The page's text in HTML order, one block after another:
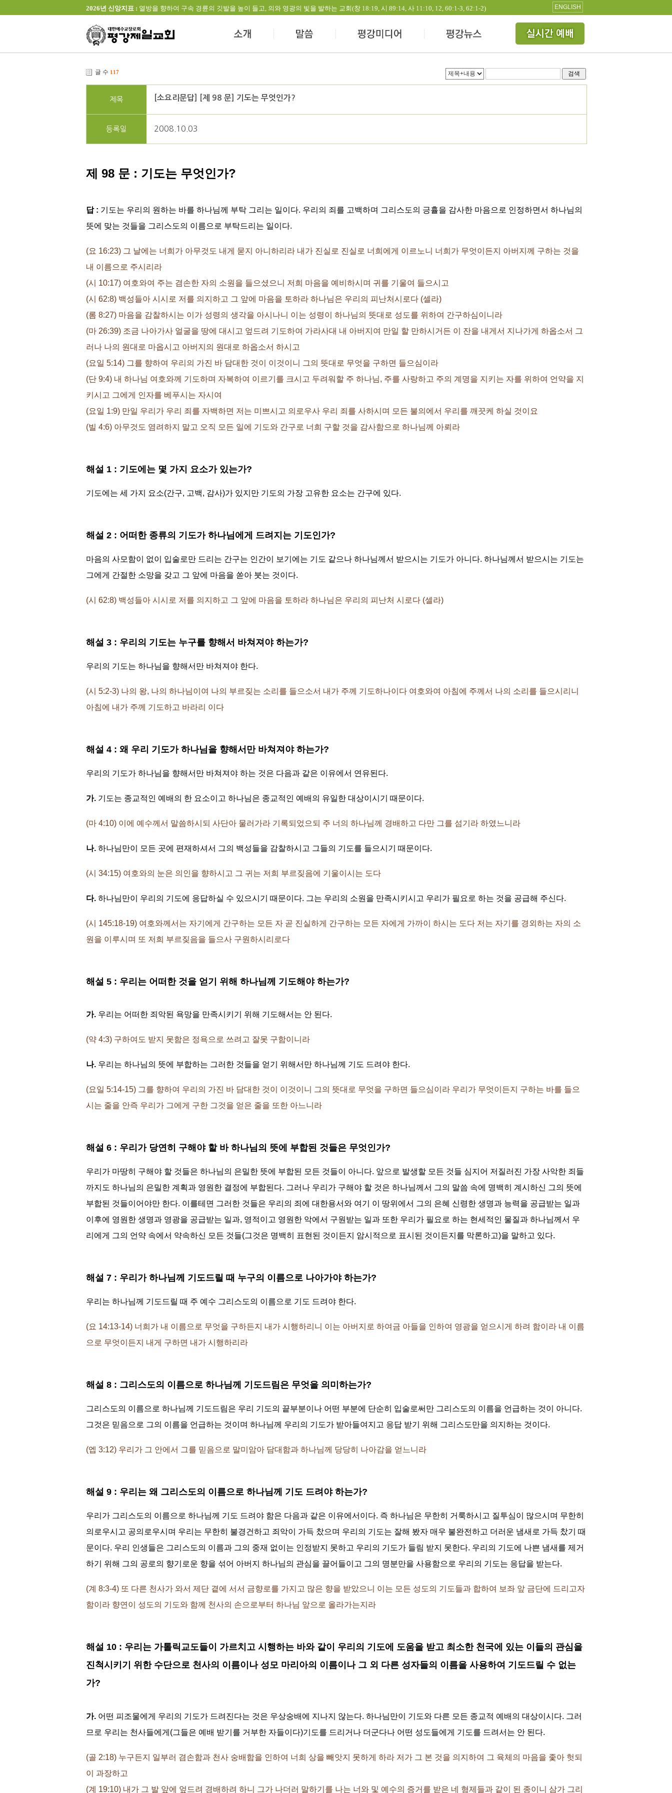
2026년 신앙지표 : 열방을 향하여 구속 경륜의 깃발을 높이 들고, 의와 영광의 빛을 발하는 교회(창 18:19, 시 89:14, 사 11:10, 12, 60:1-3, 62:1-2) ENGLISH
글 수 117 검색
제목 [소요리문답] [제 98 문] 기도는 무엇인가?
등록일 2008.10.03
제 98 문 : 기도는 무엇인가?
답 : 기도는 우리의 원하는 바를 하나님께 부탁 그리는 일이다. 우리의 죄를 고백하며 그리스도의 긍휼을 감사한 마음으로 인정하면서 하나님의
뜻에 맞는 것들을 그리스도의 이름으로 부탁드리는 일이다.
(요 16:23) 그 날에는 너희가 아무것도 내게 묻지 아니하리라 내가 진실로 진실로 너희에게 이르노니 너희가 무엇이든지 아버지께 구하는 것을
내 이름으로 주시리라
(시 10:17) 여호와여 주는 겸손한 자의 소원을 들으셨으니 저희 마음을 예비하시며 귀를 기울여 들으시고
(시 62:8) 백성들아 시시로 저를 의지하고 그 앞에 마음을 토하라 하나님은 우리의 피난처시로다 (셀라)
(롬 8:27) 마음을 감찰하시는 이가 성령의 생각을 아시나니 이는 성령이 하나님의 뜻대로 성도를 위하여 간구하심이니라
(마 26:39) 조금 나아가사 얼굴을 땅에 대시고 엎드려 기도하여 가라사대 내 아버지여 만일 할 만하시거든 이 잔을 내게서 지나가게 하옵소서 그
러나 나의 원대로 마옵시고 아버지의 원대로 하옵소서 하시고
(요일 5:14) 그를 향하여 우리의 가진 바 담대한 것이 이것이니 그의 뜻대로 무엇을 구하면 들으심이라
(단 9:4) 내 하나님 여호와께 기도하며 자복하여 이르기를 크시고 두려워할 주 하나님, 주를 사랑하고 주의 계명을 지키는 자를 위하여 언약을 지
키시고 그에게 인자를 베푸시는 자시여
(요일 1:9) 만일 우리가 우리 죄를 자백하면 저는 미쁘시고 의로우사 우리 죄를 사하시며 모든 불의에서 우리를 깨끗케 하실 것이요
(빌 4:6) 아무것도 염려하지 말고 오직 모든 일에 기도와 간구로 너희 구할 것을 감사함으로 하나님께 아뢰라
해설 1 : 기도에는 몇 가지 요소가 있는가?
기도에는 세 가지 요소(간구, 고백, 감사)가 있지만 기도의 가장 고유한 요소는 간구에 있다.
해설 2 : 어떠한 종류의 기도가 하나님에게 드려지는 기도인가?
마음의 사모함이 없이 입술로만 드리는 간구는 인간이 보기에는 기도 같으나 하나님께서 받으시는 기도가 아니다. 하나님께서 받으시는 기도는
그에게 간절한 소망을 갖고 그 앞에 마음을 쏟아 붓는 것이다.
(시 62:8) 백성들아 시시로 저를 의지하고 그 앞에 마음을 토하라 하나님은 우리의 피난처 시로다 (셀라)
해설 3 : 우리의 기도는 누구를 향해서 바쳐져야 하는가?
우리의 기도는 하나님을 향해서만 바쳐져야 한다.
(시 5:2-3) 나의 왕, 나의 하나님이여 나의 부르짖는 소리를 들으소서 내가 주께 기도하나이다 여호와여 아침에 주께서 나의 소리를 들으시리니
아침에 내가 주께 기도하고 바라리 이다
해설 4 : 왜 우리 기도가 하나님을 향해서만 바쳐져야 하는가?
우리의 기도가 하나님을 향해서만 바쳐져야 하는 것은 다음과 같은 이유에서 연유된다.
가. 기도는 종교적인 예배의 한 요소이고 하나님은 종교적인 예배의 유일한 대상이시기 때문이다.
(마 4:10) 이에 예수께서 말씀하시되 사단아 물러가라 기록되었으되 주 너의 하나님께 경배하고 다만 그를 섬기라 하였느니라
나. 하나님만이 모든 곳에 편재하셔서 그의 백성들을 감찰하시고 그들의 기도를 들으시기 때문이다.
(시 34:15) 여호와의 눈은 의인을 향하시고 그 귀는 저희 부르짖음에 기울이시는 도다
다. 하나님만이 우리의 기도에 응답하실 수 있으시기 때문이다. 그는 우리의 소원을 만족시키시고 우리가 필요로 하는 것을 공급해 주신다.
(시 145:18-19) 여호와께서는 자기에게 간구하는 모든 자 곧 진실하게 간구하는 모든 자에게 가까이 하시는 도다 저는 자기를 경외하는 자의 소
원을 이루시며 또 저희 부르짖음을 들으사 구원하시리로다
해설 5 : 우리는 어떠한 것을 얻기 위해 하나님께 기도해야 하는가?
가. 우리는 어떠한 죄악된 욕망을 만족시키기 위해 기도해서는 안 된다.
(약 4:3) 구하여도 받지 못함은 정욕으로 쓰려고 잘못 구함이니라
나. 우리는 하나님의 뜻에 부합하는 그러한 것들을 얻기 위해서만 하나님께 기도 드려야 한다.
(요일 5:14-15) 그를 향하여 우리의 가진 바 담대한 것이 이것이니 그의 뜻대로 무엇을 구하면 들으심이라 우리가 무엇이든지 구하는 바를 들으
시는 줄을 안즉 우리가 그에게 구한 그것을 얻은 줄을 또한 아느니라
해설 6 : 우리가 당연히 구해야 할 바 하나님의 뜻에 부합된 것들은 무엇인가?
우리가 마땅히 구해야 할 것들은 하나님의 은밀한 뜻에 부합된 모든 것들이 아니다. 앞으로 발생할 모든 것들 심지어 저질러진 가장 사악한 죄들
까지도 하나님의 은밀한 계획과 영원한 결정에 부합된다. 그러나 우리가 구해야 할 것은 하나님께서 그의 말씀 속에 명백히 계시하신 그의 뜻에
부합된 것들이어야만 한다. 이를테면 그러한 것들은 우리의 죄에 대한용서와 여기 이 땅위에서 그의 은혜 신령한 생명과 능력을 공급받는 일과
이후에 영원한 생명과 영광을 공급받는 일과, 영적이고 영원한 악에서 구원받는 일과 또한 우리가 필요로 하는 현세적인 물질과 하나님께서 우
리에게 그의 언약 속에서 약속하신 모든 것들(그것은 명백히 표현된 것이든지 암시적으로 표시된 것이든지를 막론하고)을 말하고 있다.
해설 7 : 우리가 하나님께 기도드릴 때 누구의 이름으로 나아가야 하는가?
우리는 하나님께 기도드릴 때 주 예수 그리스도의 이름으로 기도 드려야 한다.
(요 14:13-14) 너희가 내 이름으로 무엇을 구하든지 내가 시행하리니 이는 아버지로 하여금 아들을 인하여 영광을 얻으시게 하려 함이라 내 이름
으로 무엇이든지 내게 구하면 내가 시행하리라
해설 8 : 그리스도의 이름으로 하나님께 기도드림은 무엇을 의미하는가?
그리스도의 이름으로 하나님께 기도드림은 우리 기도의 끝부분이나 어떤 부분에 단순히 입술로써만 그리스도의 이름을 언급하는 것이 아니다.
그것은 믿음으로 그의 이름을 언급하는 것이며 하나님께 우리의 기도가 받아들여지고 응답 받기 위해 그리스도만을 의지하는 것이다.
(엡 3:12) 우리가 그 안에서 그를 믿음으로 말미암아 담대함과 하나님께 당당히 나아감을 얻느니라
해설 9 : 우리는 왜 그리스도의 이름으로 하나님께 기도 드려야 하는가?
우리가 그리스도의 이름으로 하나님께 기도 드려야 함은 다음과 같은 이유에서이다. 즉 하나님은 무한히 거룩하시고 질투심이 많으시며 무한히
의로우시고 공의로우시며 우리는 무한히 불경건하고 죄악이 가득 찼으며 우리의 기도는 잘해 봤자 매우 불완전하고 더러운 냄새로 가득 찼기 때
문이다. 우리 인생들은 그리스도의 이름과 그의 중재 없이는 인정받지 못하고 우리의 기도가 들림 받지 못한다. 우리의 기도에 나쁜 냄새를 제거
하기 위해 그의 공로의 향기로운 향을 섞어 아버지 하나님의 관심을 끌어들이고 그의 명분만을 사용함으로 우리의 기도는 응답을 받는다.
(계 8:3-4) 또 다른 천사가 와서 제단 곁에 서서 금향로를 가지고 많은 향을 받았으니 이는 모든 성도의 기도들과 합하여 보좌 앞 금단에 드리고자
함이라 향연이 성도의 기도와 함께 천사의 손으로부터 하나님 앞으로 올라가는지라
해설 10 : 우리는 가톨릭교도들이 가르치고 시행하는 바와 같이 우리의 기도에 도움을 받고 최소한 천국에 있는 이들의 관심을
진척시키기 위한 수단으로 천사의 이름이나 성모 마리아의 이름이나 그 외 다른 성자들의 이름을 사용하여 기도드릴 수 없는
가?
가. 어떤 피조물에게 우리의 기도가 드려진다는 것은 우상숭배에 지나지 않는다. 하나님만이 기도와 다른 모든 종교적 예배의 대상이시다. 그러
므로 우리는 천사들에게(그들은 예배 받기를 거부한 자들이다)기도를 드리거나 더군다나 어떤 성도들에게 기도를 드려서는 안 된다.
(골 2:18) 누구든지 일부러 겸손함과 천사 숭배함을 인하여 너희 상을 빼앗지 못하게 하라 저가 그 본 것을 의지하여 그 육체의 마음을 좇아 헛되
이 과장하고
(계 19:10) 내가 그 발 앞에 엎드려 경배하려 하니 그가 나더러 말하기를 나는 너와 및 예수의 증거를 받은 네 형제들과 같이 된 종이니 삼가 그리